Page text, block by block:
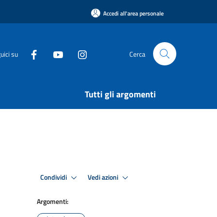
Accedi all'area personale
su Cerca
Tutti gli argomenti
Condividi Vedi azioni
Argomenti: